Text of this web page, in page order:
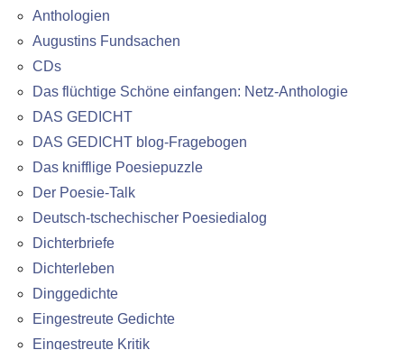
Anthologien
Augustins Fundsachen
CDs
Das flüchtige Schöne einfangen: Netz-Anthologie
DAS GEDICHT
DAS GEDICHT blog-Fragebogen
Das knifflige Poesiepuzzle
Der Poesie-Talk
Deutsch-tschechischer Poesiedialog
Dichterbriefe
Dichterleben
Dinggedichte
Eingestreute Gedichte
Eingestreute Kritik